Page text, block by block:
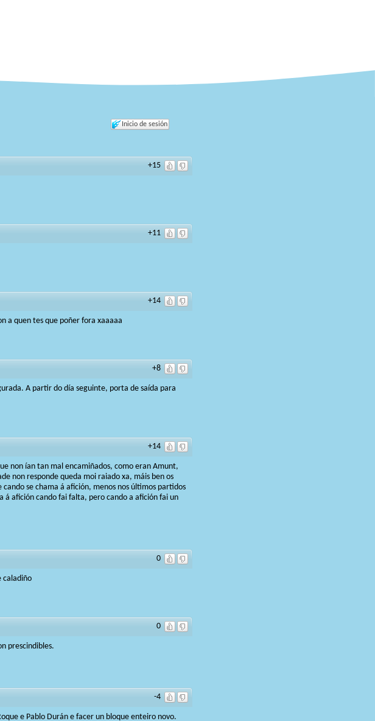
Inicio de sesión
+15
+11
+14
a quen tes que poñer fora xaaaaa
+8
A partir do día seguinte, porta de saída para
+14
non ían tan mal encamiñados, como eran Amunt,
non responde queda moi raiado xa, máis ben os
se chama á afición, menos nos últimos partidos
á afición cando fai falta, pero cando a afición fai un
0
caladiño
0
prescindibles.
-4
e Pablo Durán e facer un bloque enteiro novo.